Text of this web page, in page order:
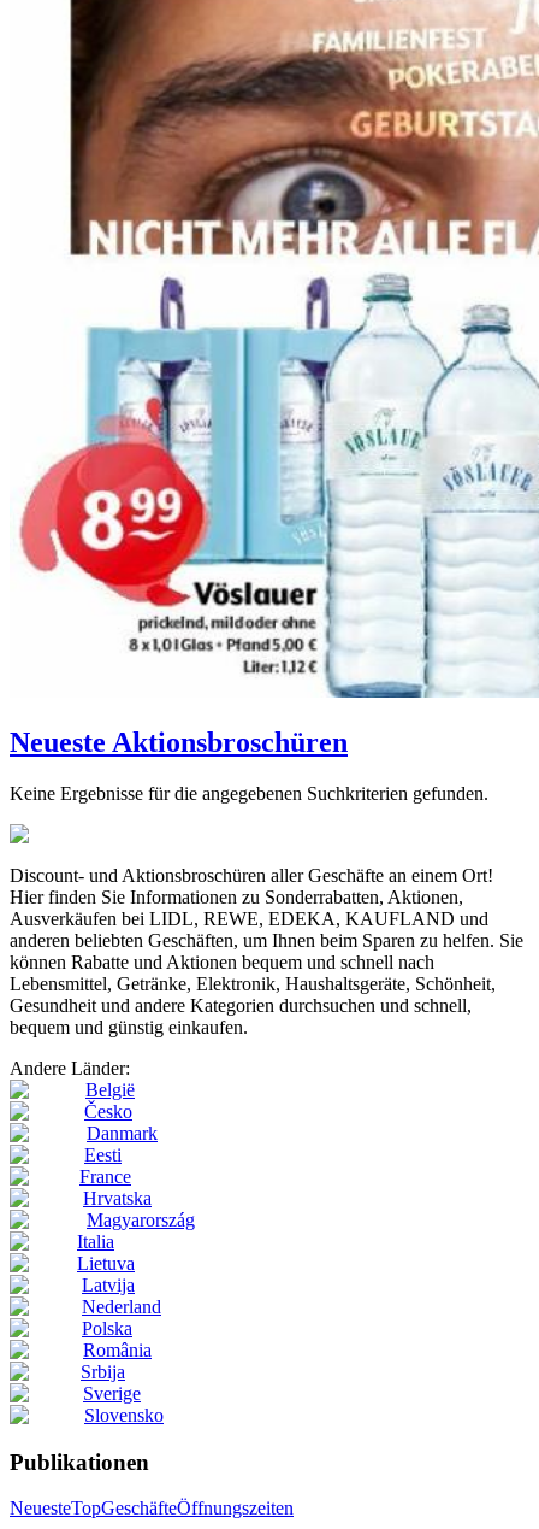
Neueste Aktionsbroschüren
Keine Ergebnisse für die angegebenen Suchkriterien gefunden.
Discount- und Aktionsbroschüren aller Geschäfte an einem Ort!
Hier finden Sie Informationen zu Sonderrabatten, Aktionen,
Ausverkäufen bei LIDL, REWE, EDEKA, KAUFLAND und
anderen beliebten Geschäften, um Ihnen beim Sparen zu helfen. Sie
können Rabatte und Aktionen bequem und schnell nach
Lebensmittel, Getränke, Elektronik, Haushaltsgeräte, Schönheit,
Gesundheit und andere Kategorien durchsuchen und schnell,
bequem und günstig einkaufen.
Andere Länder:
België
Česko
Danmark
Eesti
France
Hrvatska
Magyarország
Italia
Lietuva
Latvija
Nederland
Polska
România
Srbija
Sverige
Slovensko
Publikationen
NeuesteTopGeschäfteÖffnungszeiten